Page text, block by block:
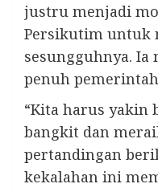
justru menjadi
Persikutim untuk
sesungguhnya.
penuh
“Kita harus yakin
bangkit dan
pertandingan
kekalahan ini